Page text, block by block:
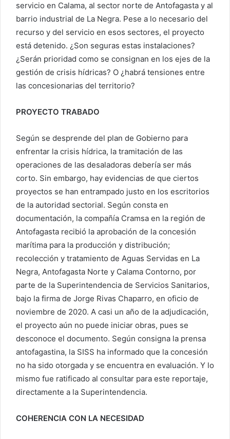
servicio en Calama, al sector norte de Antofagasta y al
barrio industrial de La Negra. Pese a lo necesario del
recurso y del servicio en esos sectores, el proyecto
está detenido. ¿Son seguras estas instalaciones?
¿Serán prioridad como se consignan en los ejes de la
gestión de crisis hídricas? O ¿habrá tensiones entre
las concesionarias del territorio?
PROYECTO TRABADO
Según se desprende del plan de Gobierno para
enfrentar la crisis hídrica, la tramitación de las
operaciones de las desaladoras debería ser más
corto. Sin embargo, hay evidencias de que ciertos
proyectos se han entrampado justo en los escritorios
de la autoridad sectorial. Según consta en
documentación, la compañía Cramsa en la región de
Antofagasta recibió la aprobación de la concesión
marítima para la producción y distribución;
recolección y tratamiento de Aguas Servidas en La
Negra, Antofagasta Norte y Calama Contorno, por
parte de la Superintendencia de Servicios Sanitarios,
bajo la firma de Jorge Rivas Chaparro, en oficio de
noviembre de 2020. A casi un año de la adjudicación,
el proyecto aún no puede iniciar obras, pues se
desconoce el documento. Según consigna la prensa
antofagastina, la SISS ha informado que la concesión
no ha sido otorgada y se encuentra en evaluación. Y lo
mismo fue ratificado al consultar para este reportaje,
directamente a la Superintendencia.
COHERENCIA CON LA NECESIDAD